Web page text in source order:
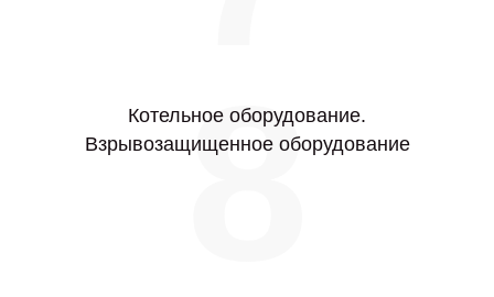
Котельное оборудование.
Взрывозащищенное оборудование
8